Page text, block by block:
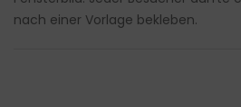
nach einer Vorlage bekleben.